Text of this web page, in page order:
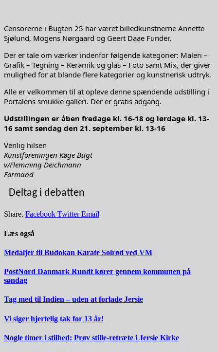
Censorerne i Bugten 25 har været billedkunstnerne Annette
Sjølund, Mogens Nørgaard og Geert Daae Funder.
Der er tale om værker indenfor følgende kategorier: Maleri –
Grafik – Tegning – Keramik og glas – Foto samt Mix, der giver
mulighed for at blande flere kategorier og kunstnerisk udtryk.
Alle er velkommen til at opleve denne spændende udstilling i
Portalens smukke galleri. Der er gratis adgang.
Udstillingen er åben fredage kl. 16-18 og lørdage kl. 13-
16 samt søndag den 21. september kl. 13-16
Venlig hilsen
Kunstforeningen Køge Bugt
v/Flemming Deichmann
Formand
Deltag i debatten
Share. Facebook Twitter Email
Læs også
Medaljer til Budokan Karate Solrød ved VM
PostNord Danmark Rundt kører gennem kommunen på
søndag
Tag med til Indien – uden at forlade Jersie
Vi siger hjertelig tak for 13 år!
Nogle timer i stilhed: Prøv stille-retræte i Jersie Kirke